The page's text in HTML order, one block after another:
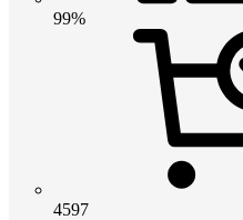
99%
4597